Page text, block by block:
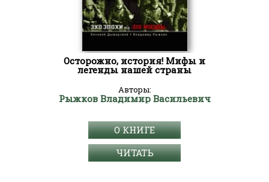
Осторожно, история! Мифы и
легенды нашей страны
Авторы:
Рыжков Владимир Васильевич
О КНИГЕ
ЧИТАТЬ